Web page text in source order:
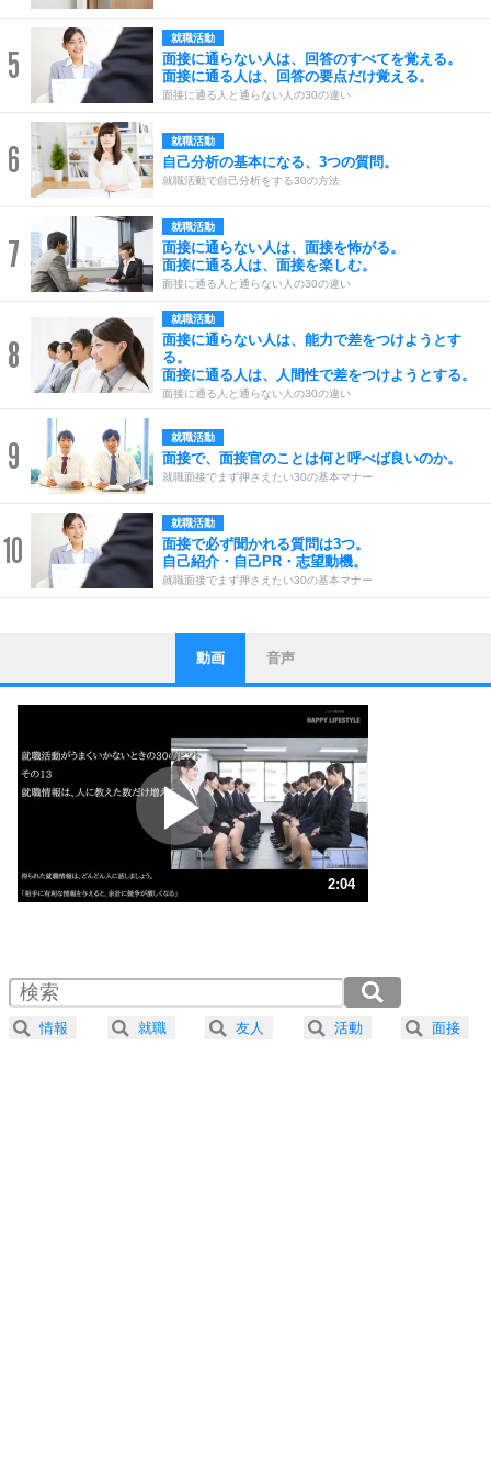
5
就職活動
面接に通らない人は、回答のすべてを覚える。
面接に通る人は、回答の要点だけ覚える。
面接に通る人と通らない人の30の違い
6 就職活動
自己分析の基本になる、3つの質問。
就職活動で自己分析をする30の方法
7
就職活動
面接に通らない人は、面接を怖がる。
面接に通る人は、面接を楽しむ。
面接に通る人と通らない人の30の違い
8
就職活動
面接に通らない人は、能力で差をつけようとす
る。
面接に通る人は、人間性で差をつけようとする。
面接に通る人と通らない人の30の違い
9 就職活動
面接で、面接官のことは何と呼べば良いのか。
就職面接でまず押さえたい30の基本マナー
10
就職活動
面接で必ず聞かれる質問は3つ。
自己紹介・自己PR・志望動機。
就職面接でまず押さえたい30の基本マナー
1
ストレス対策
他人と比べない。
いっそのこと、他人を見ない。
いらいらしない人になる30の方法
プラス思考
ポジティブになれない原因は、行動しないから。
ポジティブ思考になる30の方法
ストレス対策
人生、なんとかなるもの。
気楽に生きる30の方法
4 器の大きい人は、怒りを優しさで表現する。
プラス思考
動画 音声
2:04
2.0倍速 （244KB 1分2秒）
2.5倍速 （196KB 49秒）
3.0倍速 （163KB 41秒）
情報 就職 友人 活動 面接